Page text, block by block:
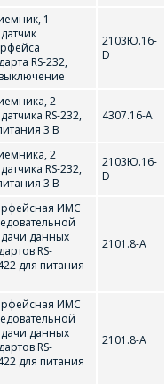
1
RS-232,
2103Ю.16-
D
2
RS-232,
3 В
4307.16-А
2
RS-232,
3 В
2103Ю.16-
D
ИМС
данных
RS-
для питания
2101.8-А
ИМС
данных
RS-
для питания
2101.8-А